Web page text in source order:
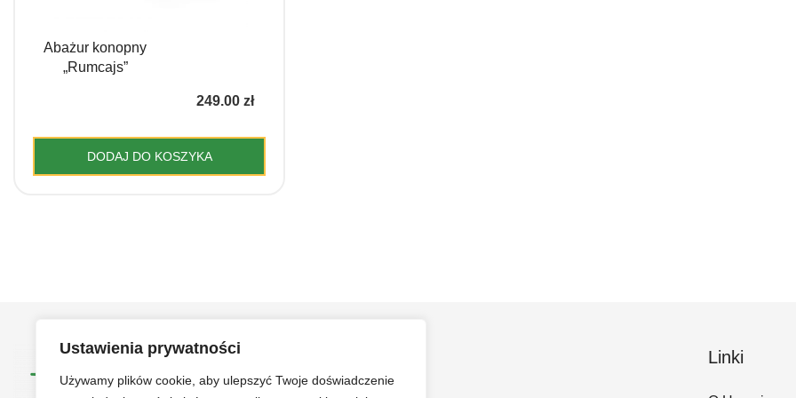
Ustawienia prywatności
Używamy plików cookie, aby ulepszyć Twoje doświadczenie
Abażur konopny
„Rumcajs”
249.00 zł
DODAJ DO KOSZYKA
Linki